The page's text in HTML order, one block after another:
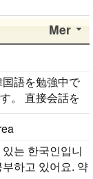
います。 ​普
段は音楽を聴
が好きで、時
間がある時は
釣りに行くの
はいい釣りス
ポットを探し
Mer
語を勉強中で
。 直接会話を
ジを通じて韓国
なれたら嬉..
는 한국인입니
하고 있어요. 약